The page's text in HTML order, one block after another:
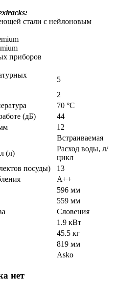
стали с нейлоновым
приборов
5
2
70 °С
(дБ)
44
12
Встраиваемая
(л)
Расход воды, л/
цикл
посуды)
13
A++
596 мм
559 мм
Словения
1.9 кВт
45.5 кг
819 мм
Asko
нет